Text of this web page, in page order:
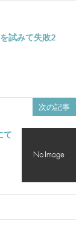
試みて失敗2
次の記事
て